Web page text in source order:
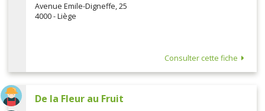
Avenue Emile-Digneffe, 25
4000 - Liège
Consulter cette fiche
De la Fleur au Fruit